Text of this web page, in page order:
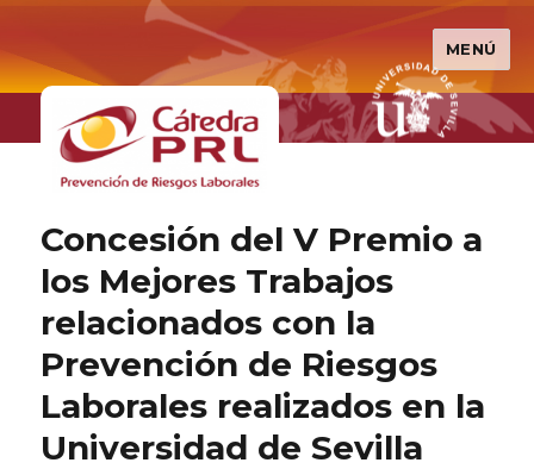
Cátedra PRL
MENÚ
Concesión del V Premio a
los Mejores Trabajos
relacionados con la
Prevención de Riesgos
Laborales realizados en la
Universidad de Sevilla